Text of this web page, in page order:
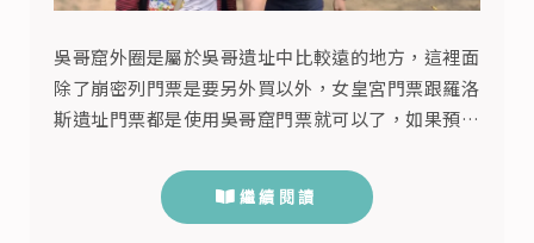
吳哥窟外圈是屬於吳哥遺址中比較遠的地方，這裡面
除了崩密列門票是要另外買以外，女皇宮門票跟羅洛
斯遺址門票都是使用吳哥窟門票就可以了，如果預定
變身塔外，所以寺廟都必須在17：30PM後關閉，也
就是說只剩下巴肯山、變身塔與洞里薩湖可以看夕陽
繼續閱讀